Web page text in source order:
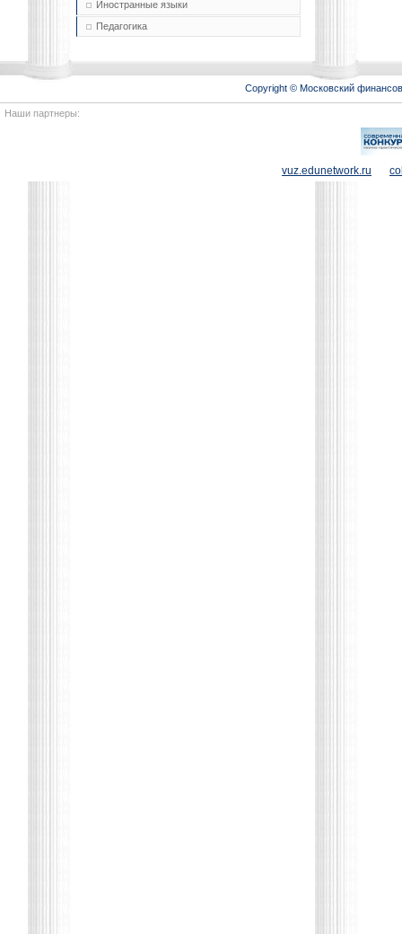
Иностранные языки
Педагогика
Copyright © Московский
Наши партнеры:
vuz.edunetwork.ru